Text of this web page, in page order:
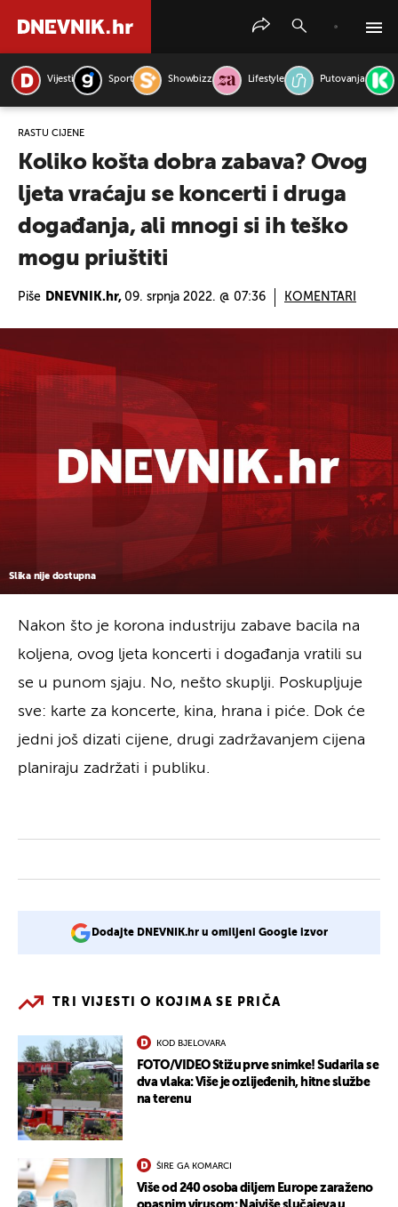
Vijesti Sport Showbizz Lifestyle Putovanja
RASTU CIJENE
Koliko košta dobra zabava? Ovog
ljeta vraćaju se koncerti i druga
događanja, ali mnogi si ih teško
mogu priuštiti
Piše DNEVNIK.hr, 09. srpnja 2022. @ 07:36 KOMENTARI
Slika nije dostupna
Nakon što je korona industriju zabave bacila na
koljena, ovog ljeta koncerti i događanja vratili su
se u punom sjaju. No, nešto skuplji. Poskupljuje
sve: karte za koncerte, kina, hrana i piće. Dok će
jedni još dizati cijene, drugi zadržavanjem cijena
planiraju zadržati i publiku.
Dodajte DNEVNIK.hr u omiljeni Google izvor
TRI VIJESTI O KOJIMA SE PRIČA
KOD BJELOVARA
FOTO/VIDEO Stižu prve snimke! Sudarila se
dva vlaka: Više je ozlijeđenih, hitne službe
na terenu
ŠIRE GA KOMARCI
Više od 240 osoba diljem Europe zaraženo
PRETRAŽITE VIJESTI